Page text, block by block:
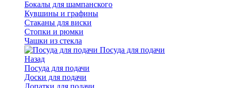
Бокалы для шампанского
Кувшины и графины
Стаканы для виски
Стопки и рюмки
Чашки из стекла
Посуда для подачи
Назад
Посуда для подачи
Доски для подачи
Лопатки для подачи